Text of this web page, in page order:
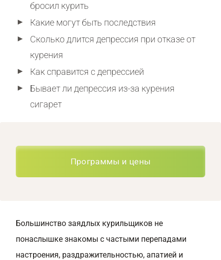
бросил курить
Какие могут быть последствия
Сколько длится депрессия при отказе от
курения
Как справится с депрессией
Бывает ли депрессия из-за курения
сигарет
Программы и цены
Большинство заядлых курильщиков не
понаслышке знакомы с частыми перепадами
настроения, раздражительностью, апатией и